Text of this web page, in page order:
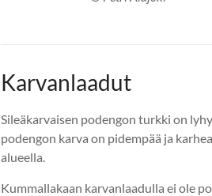
Karvanlaadut
Sileäkarvaisen podengon turkki on
podengon karva on pidempää ja
alueella.
Kummallakaan karvanlaadulla ei ole